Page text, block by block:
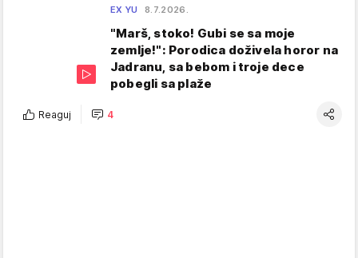
EX YU 8.7.2026.
"Marš, stoko! Gubi se sa moje
zemlje!": Porodica doživela horor na
Jadranu, sa bebom i troje dece
pobegli sa plaže
Reaguj 4